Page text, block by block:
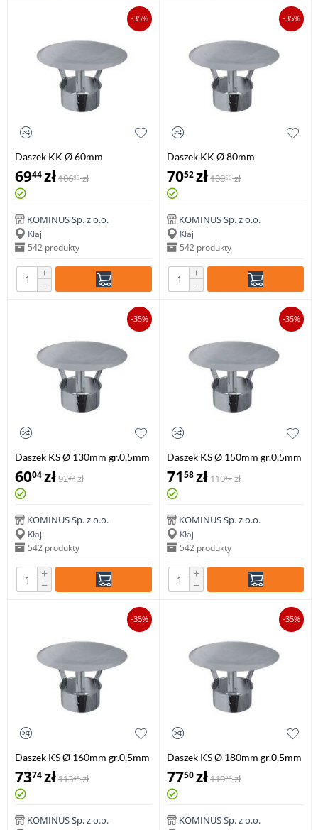
-35%
Daszek KK Ø 60mm
6944zł10683 zł
KOMINUS Sp. z o.o.
Kłaj
542 produkty
+
−
-35%
Daszek KK Ø 80mm
7052zł10850 zł
KOMINUS Sp. z o.o.
Kłaj
542 produkty
+
−
-35%
Daszek KS Ø 130mm gr.0,5mm
6004zł9237 zł
KOMINUS Sp. z o.o.
Kłaj
542 produkty
+
−
-35%
Daszek KS Ø 150mm gr.0,5mm
7158zł11012 zł
KOMINUS Sp. z o.o.
Kłaj
542 produkty
+
−
-35%
Daszek KS Ø 160mm gr.0,5mm
7374zł11345 zł
KOMINUS Sp. z o.o.
-35%
Daszek KS Ø 180mm gr.0,5mm
7750zł11923 zł
KOMINUS Sp. z o.o.